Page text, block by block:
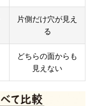
片側だけ穴が見え
る
どちらの面からも
見えない